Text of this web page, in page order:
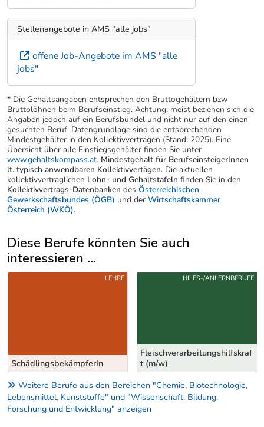
Stellenangebote in AMS "alle jobs"
offene Job-Angebote im AMS "alle
jobs"
* Die Gehaltsangaben entsprechen den Bruttogehältern bzw
Bruttolöhnen beim Berufseinstieg. Achtung: meist beziehen sich die
Angaben jedoch auf ein Berufsbündel und nicht nur auf den einen
gesuchten Beruf. Datengrundlage sind die entsprechenden
Mindestgehälter in den Kollektivverträgen (Stand: 2025). Eine
Übersicht über alle Einstiegsgehälter finden Sie unter
www.gehaltskompass.at. Mindestgehalt für BerufseinsteigerInnen
lt. typisch anwendbaren Kollektivvertägen. Die aktuellen
kollektivvertraglichen Lohn- und Gehaltstafeln finden Sie in den
Kollektivvertrags-Datenbanken des Österreichischen
Gewerkschaftsbundes (ÖGB) und der Wirtschaftskammer
Österreich (WKÖ).
Diese Berufe könnten Sie auch
interessieren ...
Uber weitere Berufsvorschläge
SchädlingsbekämpferIn
LEHRE
Fleischverarbeitungshilfskraf
t (m/w)
HILFS-/ANLERNBERUFE
Weitere Berufe aus den Bereichen "Chemie, Biotechnologie,
Lebensmittel, Kunststoffe" und "Wissenschaft, Bildung,
Forschung und Entwicklung" anzeigen